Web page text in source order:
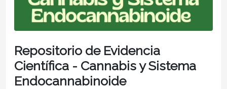
Repositorio de Evidencia
Científica - Cannabis y Sistema
Endocannabinoide